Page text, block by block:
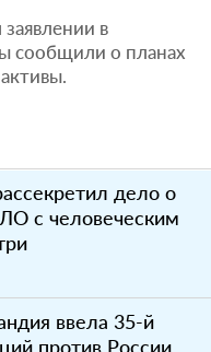
в
сообщили о планах
дело о
с человеческим
ввела 35-й
против России